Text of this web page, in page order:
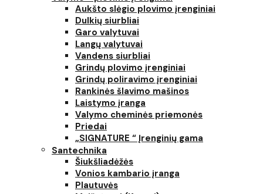
Aukšto slėgio plovimo įrenginiai
Dulkių siurbliai
Garo valytuvai
Langų valytuvai
Vandens siurbliai
Grindų plovimo įrenginiai
Grindų poliravimo įrenginiai
Rankinės šlavimo mašinos
Laistymo įranga
Valymo cheminės priemonės
Priedai
„SIGNATURE “ Įrenginių gama
Santechnika
Šiukšliadėžės
Vonios kambario įranga
Plautuvės